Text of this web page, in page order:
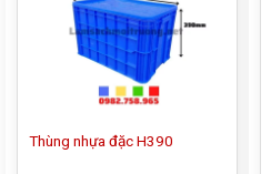
Thùng nhựa đặc H390